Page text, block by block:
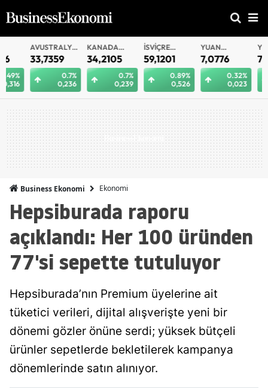
AVUSTRALYA
DOLARI
33,7359
0.7%
0,236
KANADA
DOLARI
34,2105
0.7%
0,239
İSVIÇRE
FRANKI
59,1201
0.89%
0,526
OFFSHORE
7,0776
0.32%
0,023
7,0774
Business Ekonomi Ekonomi
Hepsiburada raporu
açıklandı: Her 100 üründen
77'si sepette tutuluyor
Hepsiburada’nın Premium üyelerine ait
tüketici verileri, dijital alışverişte yeni bir
dönemi gözler önüne serdi; yüksek bütçeli
ürünler sepetlerde bekletilerek kampanya
dönemlerinde satın alınıyor.